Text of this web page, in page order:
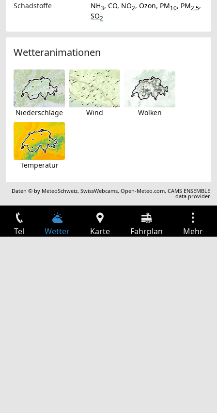
Schadstoffe
NH3, CO, NO2, Ozon, PM10, PM2.5,
SO2
Wetteranimationen
Niederschläge Wind Wolken
Temperatur
Daten © by MeteoSchweiz,SwissWebcams,Open-Meteo.com,CAMS ENSEMBLE
data provider
Tel Wetter Karte Fahrplan Mehr